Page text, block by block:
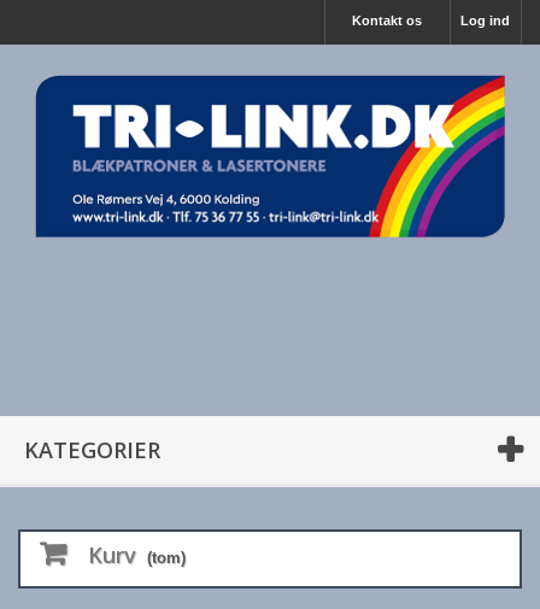
Log ind
Kontakt os
KATEGORIER
Kurv (tom)